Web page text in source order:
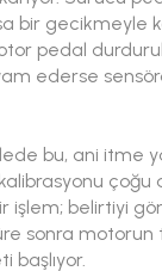
bir gecikmeyle
pedal
ederse
bu, ani itme
çoğu
işlem; belirtiyi
sonra
başlıyor.